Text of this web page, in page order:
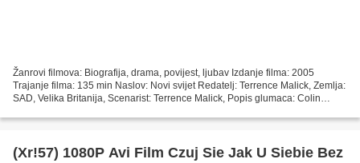
Žanrovi filmova: Biografija, drama, povijest, ljubav Izdanje filma: 2005
Trajanje filma: 135 min Naslov: Novi svijet Redatelj: Terrence Malick, Zemlja:
SAD, Velika Britanija, Scenarist: Terrence Malick, Popis glumaca: Colin
(Xr!57) 1080P Avi Film Czuj Sie Jak U Siebie Bez